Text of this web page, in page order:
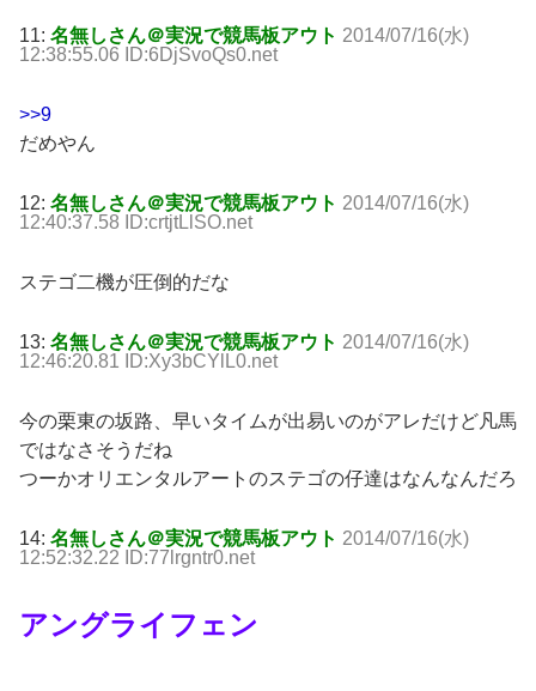
11: 名無しさん＠実況で競馬板アウト 2014/07/16(水)
12:38:55.06 ID:6DjSvoQs0.net
>>9
だめやん
12: 名無しさん＠実況で競馬板アウト 2014/07/16(水)
12:40:37.58 ID:crtjtLlSO.net
ステゴ二機が圧倒的だな
13: 名無しさん＠実況で競馬板アウト 2014/07/16(水)
12:46:20.81 ID:Xy3bCYlL0.net
今の栗東の坂路、早いタイムが出易いのがアレだけど凡馬
ではなさそうだね
つーかオリエンタルアートのステゴの仔達はなんなんだろ
14: 名無しさん＠実況で競馬板アウト 2014/07/16(水)
12:52:32.22 ID:77lrgntr0.net
アングライフェン